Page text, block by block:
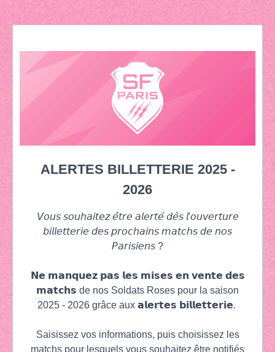
ALERTES BILLETTERIE 2025 -
2026
𝘝𝘰𝘶𝘴 𝘴𝘰𝘶𝘩𝘢𝘪𝘵𝘦𝘻 𝘦̂𝘵𝘳𝘦 𝘢𝘭𝘦𝘳𝘵𝘦́ 𝘥𝘦̀𝘴 𝘭'𝘰𝘶𝘷𝘦𝘳𝘵𝘶𝘳𝘦
𝘣𝘪𝘭𝘭𝘦𝘵𝘵𝘦𝘳𝘪𝘦 𝘥𝘦𝘴 𝘱𝘳𝘰𝘤𝘩𝘢𝘪𝘯𝘴 𝘮𝘢𝘵𝘤𝘩𝘴 𝘥𝘦 𝘯𝘰𝘴
𝘗𝘢𝘳𝘪𝘴𝘪𝘦𝘯𝘴 ?
𝗡𝗲 𝗺𝗮𝗻𝗾𝘂𝗲𝘇 𝗽𝗮𝘀 𝗹𝗲𝘀 𝗺𝗶𝘀𝗲𝘀 𝗲𝗻 𝘃𝗲𝗻𝘁𝗲 𝗱𝗲𝘀
𝗺𝗮𝘁𝗰𝗵𝘀 de nos Soldats Roses pour la saison
2025 - 2026 grâce aux 𝗮𝗹𝗲𝗿𝘁𝗲𝘀 𝗯𝗶𝗹𝗹𝗲𝘁𝘁𝗲𝗿𝗶𝗲.
Saisissez vos informations, puis choisissez les
matchs pour lesquels vous souhaitez être notifiés